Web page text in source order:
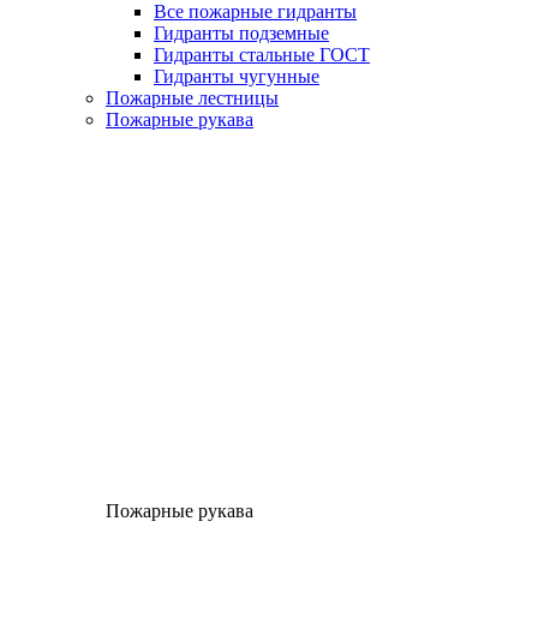
Все пожарные гидранты
Гидранты подземные
Гидранты стальные ГОСТ
Гидранты чугунные
Пожарные лестницы
Пожарные рукава
Пожарные рукава